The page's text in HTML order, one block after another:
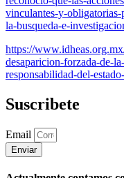
vinculantes-y-obligatorias-
la-busqueda-e-
https://
desaparicion-forzada-de-
responsabilidad-del-
Suscribete
Email
Enviar